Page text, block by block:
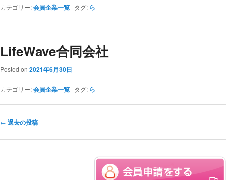
カテゴリー:会員企業一覧 | タグ: ら
LifeWave合同会社
Posted on 2021年6月30日
カテゴリー:会員企業一覧 | タグ: ら
投稿ナビゲーション
← 過去の投稿